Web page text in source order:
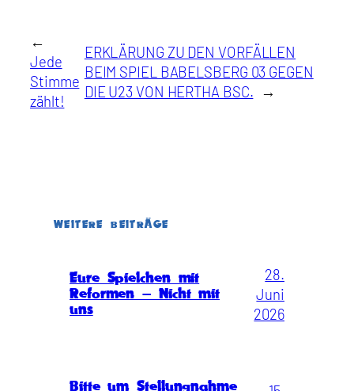
←
Jede
Stimme
zählt!
ERKLÄRUNG ZU DEN VORFÄLLEN
BEIM SPIEL BABELSBERG 03 GEGEN
DIE U23 VON HERTHA BSC. →
WEITERE BEITRÄGE
Eure Spielchen mit
Reformen – Nicht mit
uns
28.
Juni
2026
Bitte um Stellungnahme